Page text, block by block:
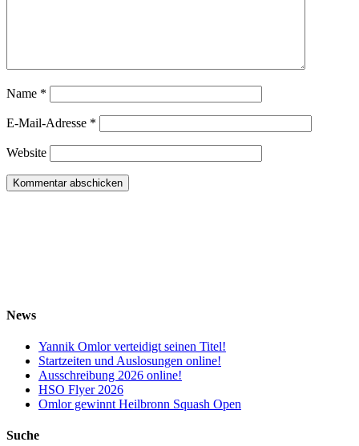
Name *
E-Mail-Adresse *
Website
News
Yannik Omlor verteidigt seinen Titel!
Startzeiten und Auslosungen online!
Ausschreibung 2026 online!
HSO Flyer 2026
Omlor gewinnt Heilbronn Squash Open
Suche